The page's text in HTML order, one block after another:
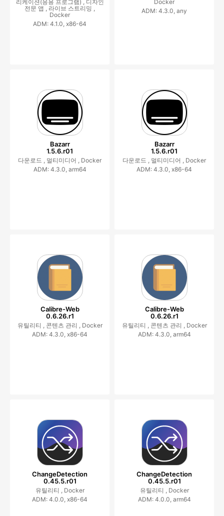
리케이션(응용 프로그램) , 디자인
전문 앱 , 라이브 스트리밍 ,
Docker
ADM: 4.1.0, x86-64
Docker
ADM: 4.3.0, any
Bazarr
1.5.6.r01
다운로드 , 멀티미디어 , Docker
ADM: 4.3.0, arm64
Bazarr
1.5.6.r01
다운로드 , 멀티미디어 , Docker
ADM: 4.3.0, x86-64
Calibre-Web
0.6.26.r1
유틸리티 , 콘텐츠 관리 , Docker
ADM: 4.3.0, x86-64
Calibre-Web
0.6.26.r1
유틸리티 , 콘텐츠 관리 , Docker
ADM: 4.3.0, arm64
ChangeDetection
0.45.5.r01
유틸리티 , Docker
ADM: 4.0.0, x86-64
ChangeDetection
0.45.5.r01
유틸리티 , Docker
ADM: 4.0.0, arm64